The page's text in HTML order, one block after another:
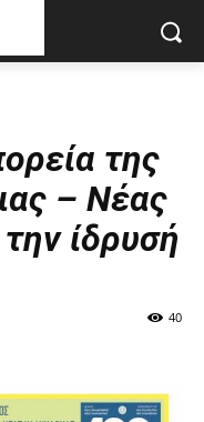
της
– Νέας
ίδρυσή
40